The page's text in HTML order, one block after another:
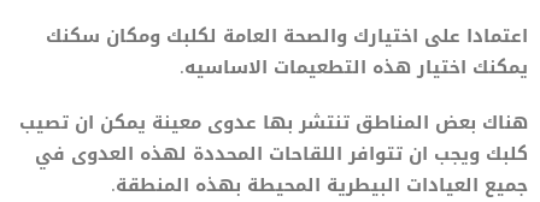
اعتمادا على اختيارك والصحة العامة لكلبك ومكان سكنك
يمكنك اختيار هذه التطعيمات الاساسيه.
هناك بعض المناطق تنتشر بها عدوى معينة يمكن ان تصيب
كلبك ويجب ان تتوافر اللقاحات المحددة لهذه العدوى في
جميع العيادات البيطرية المحيطة بهذه المنطقة.